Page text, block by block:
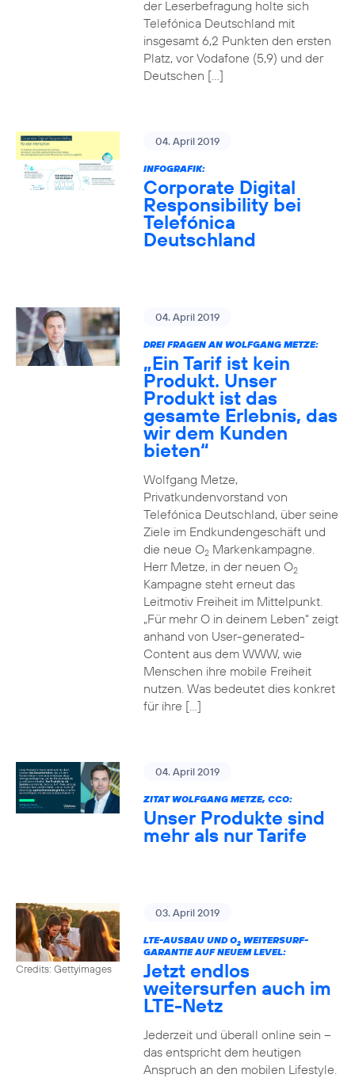
der Leserbefragung holte sich
Telefónica Deutschland mit
insgesamt 6,2 Punkten den ersten
Platz, vor Vodafone (5,9) und der
Deutschen […]
04. April 2019
INFOGRAFIK:
Corporate Digital
Responsibility bei
Telefónica
Deutschland
04. April 2019
DREI FRAGEN AN WOLFGANG METZE:
„Ein Tarif ist kein
Produkt. Unser
Produkt ist das
gesamte Erlebnis, das
wir dem Kunden
bieten“
Wolfgang Metze,
Privatkundenvorstand von
Telefónica Deutschland, über seine
Ziele im Endkundengeschäft und
die neue O2Markenkampagne.
Herr Metze, in der neuen O2
Kampagne steht erneut das
Leitmotiv Freiheit im Mittelpunkt.
„Für mehr O in deinem Leben“ zeigt
anhand von User-generated-
Content aus dem WWW, wie
Menschen ihre mobile Freiheit
nutzen. Was bedeutet dies konkret
für ihre […]
04. April 2019
ZITAT WOLFGANG METZE, CCO:
Unser Produkte sind
mehr als nur Tarife
Credits: Gettyimages
03. April 2019
LTE-AUSBAU UND O2WEITERSURF-
GARANTIE AUF NEUEM LEVEL:
Jetzt endlos
weitersurfen auch im
LTE-Netz
Jederzeit und überall online sein –
das entspricht dem heutigen
Anspruch an den mobilen Lifestyle.